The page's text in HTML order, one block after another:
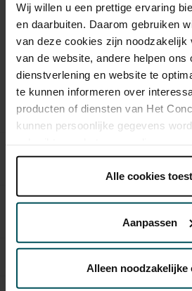
Wij willen u een prettige ervaring
en daarbuiten. Daarom gebruiken
van deze cookies zijn noodzakelijk
van de website, andere helpen ons
dienstverlening en website te
te kunnen informeren over
producten of diensten van Het
kunnen persoonlijke gegevens
onder 'aanpassen' zelf welke
Lees onze cookieverklaring hier.
Via decookieverklaringop onze
Alle cookies
Aanpassen
Alleen noodzakelijke
en het Jerusalem Quartet speelt
Debussy muziek van eigen bodem:
Deze serie is op dit moment
Concerten uit deze serie
do 12 okt.
Juilliard String Quartet in
‘Amerikaanse’